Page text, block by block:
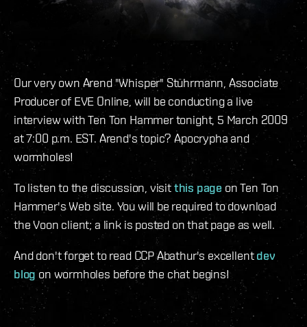
Our very own Arend "Whisper" Stührmann, Associate
Producer of EVE Online, will be conducting a live
interview with Ten Ton Hammer tonight, 5 March 2009
at 7:00 p.m. EST. Arend's topic? Apocrypha and
wormholes!
To listen to the discussion, visitthis page on Ten Ton
Hammer's Web site. You will be required to download
the Voon client; a link is posted on that page as well.
And don't forget to read CCP Abathur's excellentdev
blog on wormholes before the chat begins!